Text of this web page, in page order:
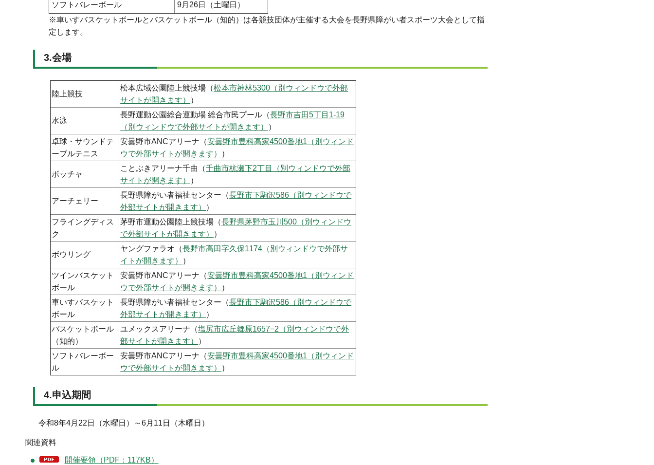
ソフトバレーボール
9月26日（土曜日）
※車いすバスケットボールとバスケットボール（知的）は各競技団体が主催する大会を長野県障がい者スポーツ大会として指
定します。
3.会場
陸上競技
松本広域公園陸上競技場（松本市神林5300（別ウィンドウで外部
サイトが開きます）
）
水泳
長野運動公園総合運動場 総合市民プール（長野市吉田5丁目1-19
（別ウィンドウで外部サイトが開きます）
）
卓球・サウンドテ
ーブルテニス
安曇野市ANCアリーナ（安曇野市豊科高家4500番地1（別ウィンド
ウで外部サイトが開きます）
）
ボッチャ
ことぶきアリーナ千曲（千曲市杭瀬下2丁目（別ウィンドウで外部
サイトが開きます）
）
アーチェリー
長野県障がい者福祉センター（長野市下駒沢586（別ウィンドウで
外部サイトが開きます）
）
フライングディス
ク
茅野市運動公園陸上競技場（長野県茅野市玉川500（別ウィンドウ
で外部サイトが開きます）
）
ボウリング
ヤングファラオ（長野市高田字久保1174（別ウィンドウで外部サ
イトが開きます）
）
ツインバスケット
ボール
安曇野市ANCアリーナ（安曇野市豊科高家4500番地1（別ウィンド
ウで外部サイトが開きます）
）
車いすバスケット
ボール
長野県障がい者福祉センター（長野市下駒沢586（別ウィンドウで
外部サイトが開きます）
）
バスケットボール
（知的）
ユメックスアリーナ（塩尻市広丘郷原1657−2（別ウィンドウで外
部サイトが開きます）
）
ソフトバレーボー
ル
安曇野市ANCアリーナ（安曇野市豊科高家4500番地1（別ウィンド
ウで外部サイトが開きます）
）
4.申込期間
令和8年4月22日（水曜日）～6月11日（木曜日）
関連資料
開催要領（PDF：117KB）